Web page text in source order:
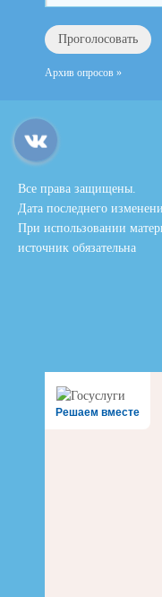
Архив опросов »
Все права защищены.
Дата последнего
При использовании
источник обязательна
Решаем вместе